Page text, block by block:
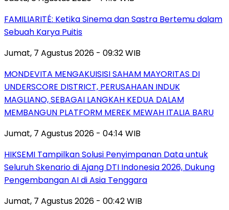
FAMILIARITÉ: Ketika Sinema dan Sastra Bertemu dalam
Sebuah Karya Puitis
Jumat, 7 Agustus 2026 - 09:32 WIB
MONDEVITA MENGAKUISISI SAHAM MAYORITAS DI
UNDERSCORE DISTRICT, PERUSAHAAN INDUK
MAGLIANO, SEBAGAI LANGKAH KEDUA DALAM
MEMBANGUN PLATFORM MEREK MEWAH ITALIA BARU
Jumat, 7 Agustus 2026 - 04:14 WIB
HIKSEMI Tampilkan Solusi Penyimpanan Data untuk
Seluruh Skenario di Ajang DTI Indonesia 2026, Dukung
Pengembangan AI di Asia Tenggara
Jumat, 7 Agustus 2026 - 00:42 WIB